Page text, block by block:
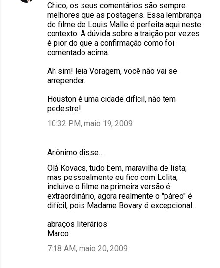
Chico, os seus comentários são sempre
melhores que as postagens. Essa lembrança
do filme de Louis Malle é perfeita aqui neste
contexto. A dúvida sobre a traição por vezes
é pior do que a confirmação como foi
comentado acima.
Ah sim! leia Voragem, você não vai se
arrepender.
Houston é uma cidade difícil, não tem
pedestre!
10:32 PM, maio 19, 2009
Anônimo disse…
Olá Kovacs, tudo bem, maravilha de lista;
mas pessoalmente eu fico com Lolita,
incluive o filme na primeira versão é
extraordinário, agora realmente o "páreo" é
difícil, pois Madame Bovary é excepcional...
abraços literários
Marco
7:18 AM, maio 20, 2009